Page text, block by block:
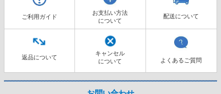
ご利用ガイド
お支払い方法
について
配送について
返品について
キャンセル
について
よくあるご質問